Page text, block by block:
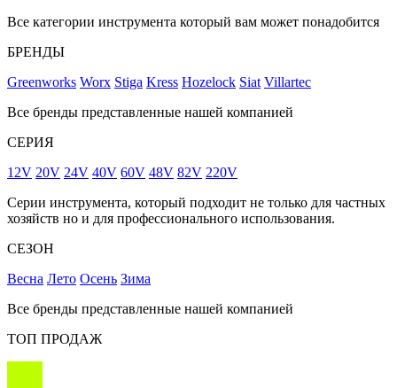
Все категории инструмента который вам может понадобится
БРЕНДЫ
Greenworks Worx Stiga Kress Hozelock Siat Villartec
Все бренды представленные нашей компанией
СЕРИЯ
12V 20V 24V 40V 60V 48V 82V 220V
Серии инструмента, который подходит не только для частных
хозяйств но и для профессионального использования.
СЕЗОН
Весна Лето Осень Зима
Все бренды представленные нашей компанией
ТОП ПРОДАЖ